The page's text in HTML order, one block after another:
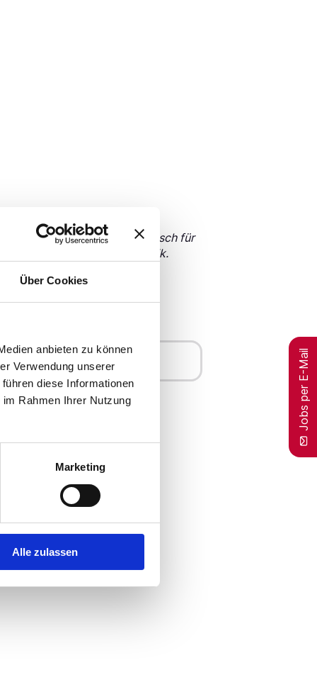
Über Cookies
anbieten zu können
Verwendung unserer
diese Informationen
Rahmen Ihrer Nutzung
Marketing
Alle zulassen
melden Sie sich gerne telefonisch für
Frau Özge Asik.
Jobs per E-Mail